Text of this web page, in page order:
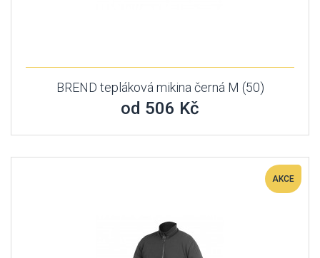
BREND tepláková mikina černá M (50)
od 506 Kč
AKCE